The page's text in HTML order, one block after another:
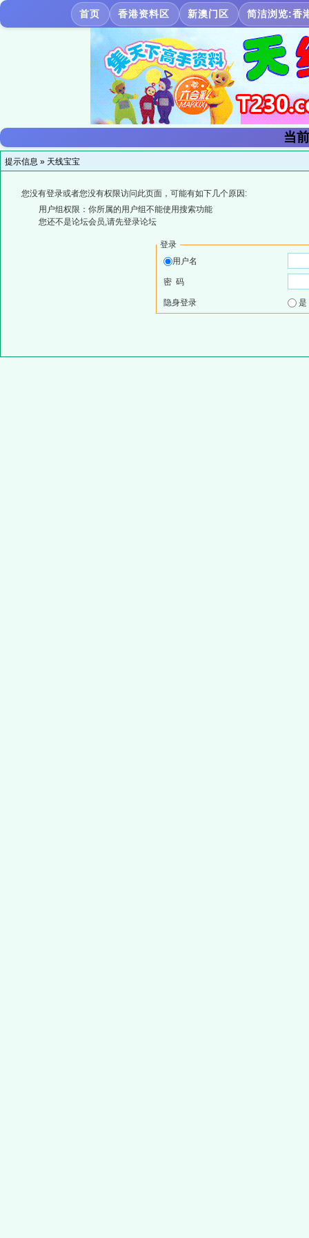
首页 香港资料区 新澳门区 简洁浏览:香
当
提示信息 » 天线宝宝
您没有登录或者您没有权限访问此页面，可能有如下几个原因:
用户组权限：你所属的用户组不能使用搜索功能
您还不是论坛会员,请先登录论坛
登录
用户名
密 码
隐身登录